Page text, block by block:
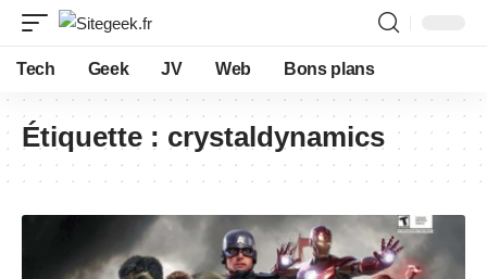
Tech Geek JV Web Bons plans
Étiquette : crystaldynamics